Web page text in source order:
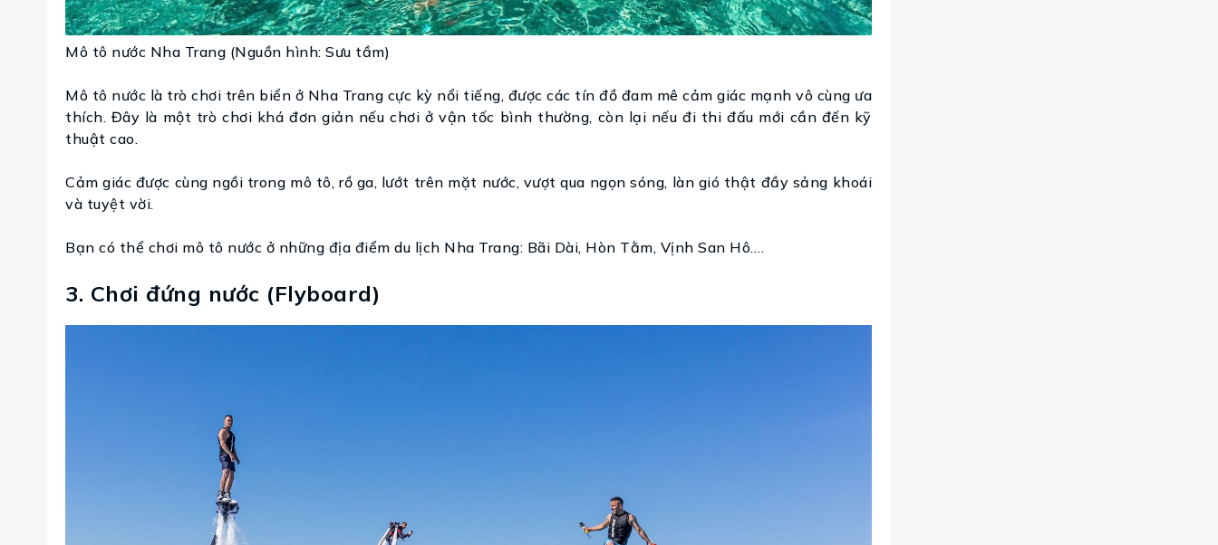
Mô tô nước Nha Trang (Nguồn hình: Sưu tầm)
Mô tô nước là trò chơi trên biển ở Nha Trang cực kỳ nổi tiếng, được các tín đồ đam mê cảm giác mạnh vô cùng ưa
thích. Đây là một trò chơi khá đơn giản nếu chơi ở vận tốc bình thường, còn lại nếu đi thi đấu mới cần đến kỹ
thuật cao.
Cảm giác được cùng ngồi trong mô tô, rồ ga, lướt trên mặt nước, vượt qua ngọn sóng, làn gió thật đầy sảng khoái
và tuyệt vời.
Bạn có thể chơi mô tô nước ở những địa điểm du lịch Nha Trang: Bãi Dài, Hòn Tằm, Vịnh San Hô….
3. Chơi đứng nước (Flyboard)